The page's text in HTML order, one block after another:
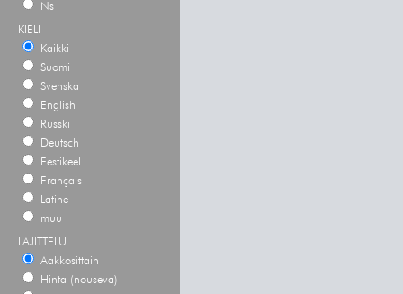
Ns
KIELI
Kaikki
Suomi
Svenska
English
Russki
Deutsch
Eestikeel
Français
Latine
muu
LAJITTELU
Aakkosittain
Hinta (nouseva)